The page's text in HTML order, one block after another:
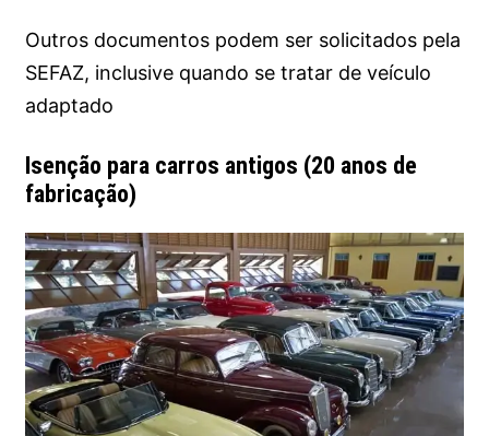
Outros documentos podem ser solicitados pela
SEFAZ, inclusive quando se tratar de veículo
adaptado
Isenção para carros antigos (20 anos de
fabricação)